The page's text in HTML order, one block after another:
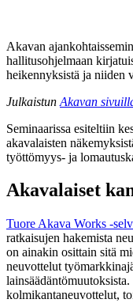
Akavan
hallitusohjelmaan
heikennyksistä ja niiden
Julkaistun Akavan
Seminaarissa esiteltiin
akavalaisten
työttömyys- ja
Akavalaiset
Tuore Akava Works -
ratkaisujen hakemista
on ainakin osittain sitä
neuvottelut
kolmikantaneuvottelut,